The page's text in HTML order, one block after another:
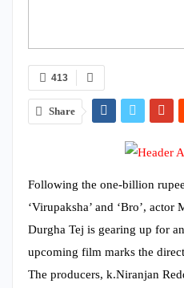
413
Share
Following the one-billion
‘Virupaksha’ and ‘Bro’, actor
Durgha Tej is gearing up for
upcoming film marks the
The producers, k.Niranjan